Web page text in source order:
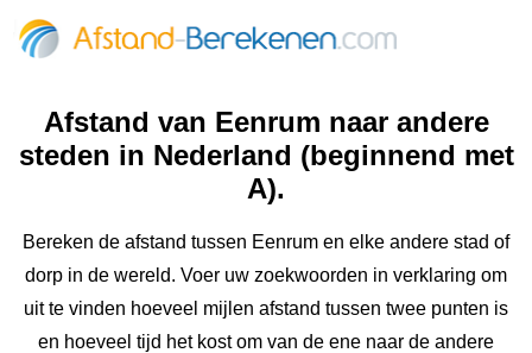
Afstand van Eenrum naar andere
steden in Nederland (beginnend met
A).
Bereken de afstand tussen Eenrum en elke andere stad of
dorp in de wereld. Voer uw zoekwoorden in verklaring om
uit te vinden hoeveel mijlen afstand tussen twee punten is
en hoeveel tijd het kost om van de ene naar de andere